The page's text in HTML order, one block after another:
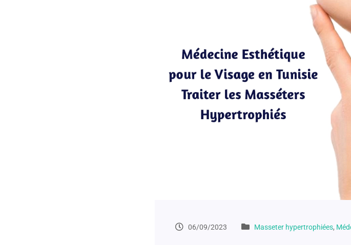
06/09/2023 Masseter hypertrophiées,